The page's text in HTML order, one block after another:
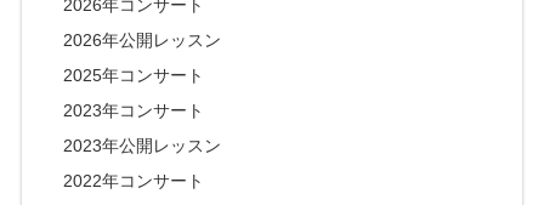
2026年コンサート
2026年公開レッスン
2025年コンサート
2023年コンサート
2023年公開レッスン
2022年コンサート